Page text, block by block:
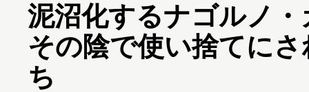
泥沼化するナゴルノ
その陰で使い捨てに
ち